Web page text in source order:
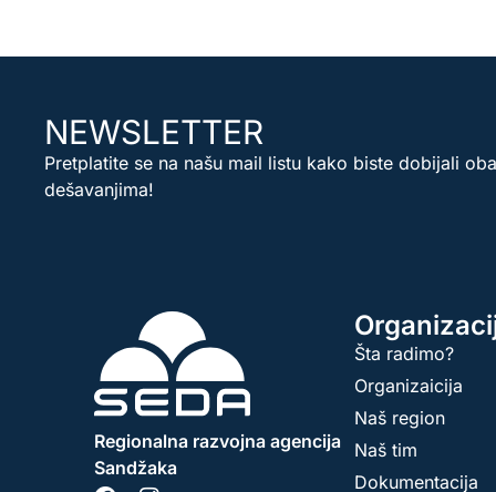
NEWSLETTER
Pretplatite se na našu mail listu kako biste dobijali
dešavanjima!
Regionalna razvojna agencija
Sandžaka
Šta radimo?
Organizaicija
Naš region
Naš tim
Dokumentacija